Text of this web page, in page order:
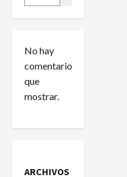
n
d
e
e
n
No hay
comentarios
que
mostrar.
ARCHIVOS